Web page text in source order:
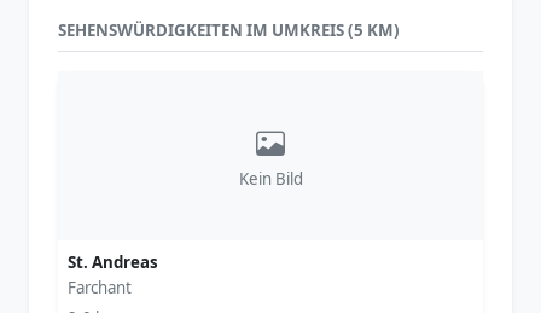
SEHENSWÜRDIGKEITEN IM UMKREIS (5 KM)
Kein Bild
St. Andreas
Farchant